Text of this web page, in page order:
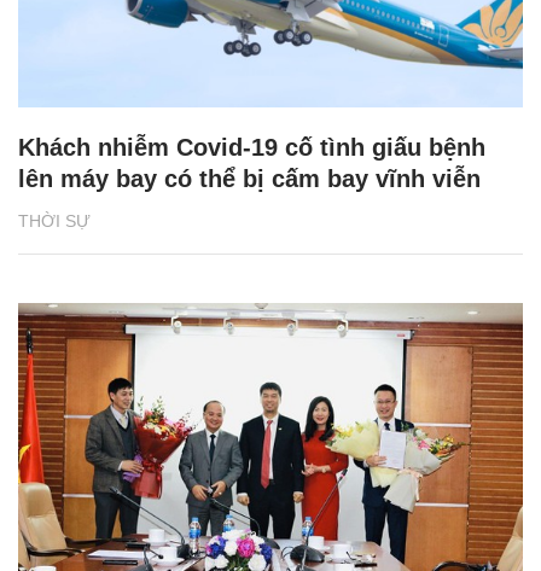
THỜI SỰ
Khách nhiễm Covid-19 cố tình giấu bệnh
lên máy bay có thể bị cấm bay vĩnh viễn